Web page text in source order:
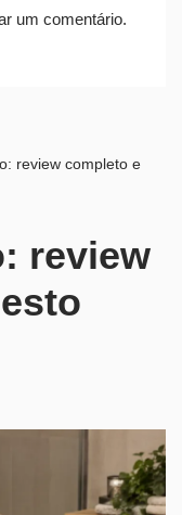
um comentário.
review completo e
review